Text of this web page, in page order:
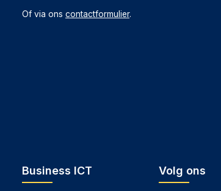
Volg ons
Of via ons contactformulier.
Business ICT